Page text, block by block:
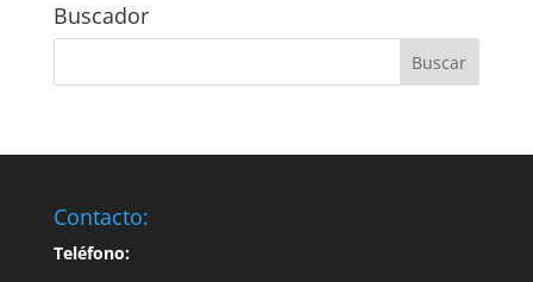
Buscador
Contacto:
Teléfono: